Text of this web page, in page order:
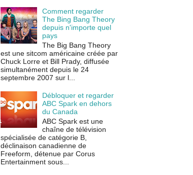
Comment regarder
The Bing Bang Theory
depuis n'importe quel
pays
The Big Bang Theory
est une sitcom américaine créée par
Chuck Lorre et Bill Prady, diffusée
simultanément depuis le 24
septembre 2007 sur l...
Débloquer et regarder
ABC Spark en dehors
du Canada
ABC Spark est une
chaîne de télévision
spécialisée de catégorie B,
déclinaison canadienne de
Freeform, détenue par Corus
Entertainment sous...